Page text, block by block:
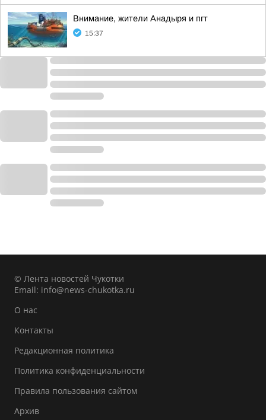
Внимание, жители Анадыря и пгт
15:37
© Лента новостей Чукотки
Email: info@news-chukotka.ru
О нас
Контакты
Редакционная политика
Политика конфиденциальности
Правила пользования сайтом
Архив